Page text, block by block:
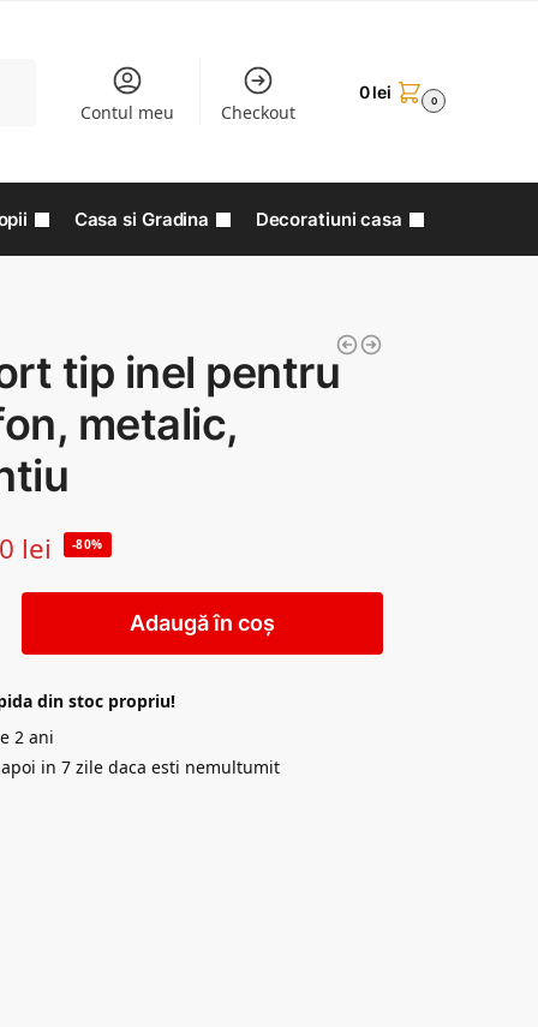
Contul meu Checkout
0lei 0
Casa si Gradina Decoratiuni casa
tip inel pentru
metalic,
lei -80%
Adaugă în coș
din stoc propriu!
2 ani
in 7 zile daca esti nemultumit